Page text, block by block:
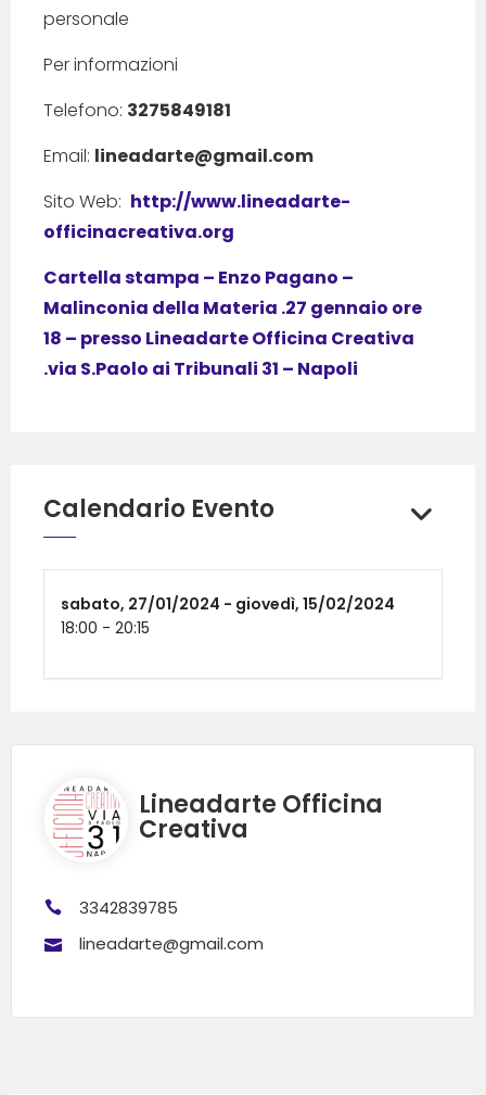
personale
Per informazioni
Telefono: 3275849181
Email: lineadarte@gmail.com
Sito Web: http://www.lineadarte-
officinacreativa.org
Cartella stampa – Enzo Pagano –
Malinconia della Materia .27 gennaio ore
18 – presso Lineadarte Officina Creativa
.via S.Paolo ai Tribunali 31 – Napoli
Calendario Evento
sabato, 27/01/2024 - giovedì, 15/02/2024
18:00 - 20:15
Lineadarte Officina
Creativa
3342839785
lineadarte@gmail.com